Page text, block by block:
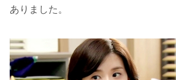
ありました。